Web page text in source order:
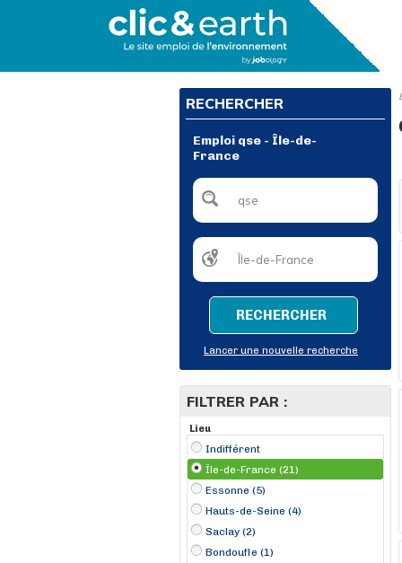
RECHERCHER
Emploi qse - Île-de-
France
RECHERCHER
Lancer une nouvelle recherche
FILTRER PAR :
Lieu
Indifférent
Île-de-France (21)
Essonne (5)
Hauts-de-Seine (4)
Saclay (2)
Bondoufle (1)